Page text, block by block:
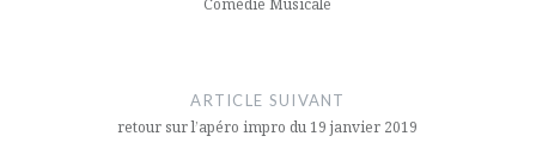
ARTICLE SUIVANT
retour sur l’apéro impro du 19 janvier 2019